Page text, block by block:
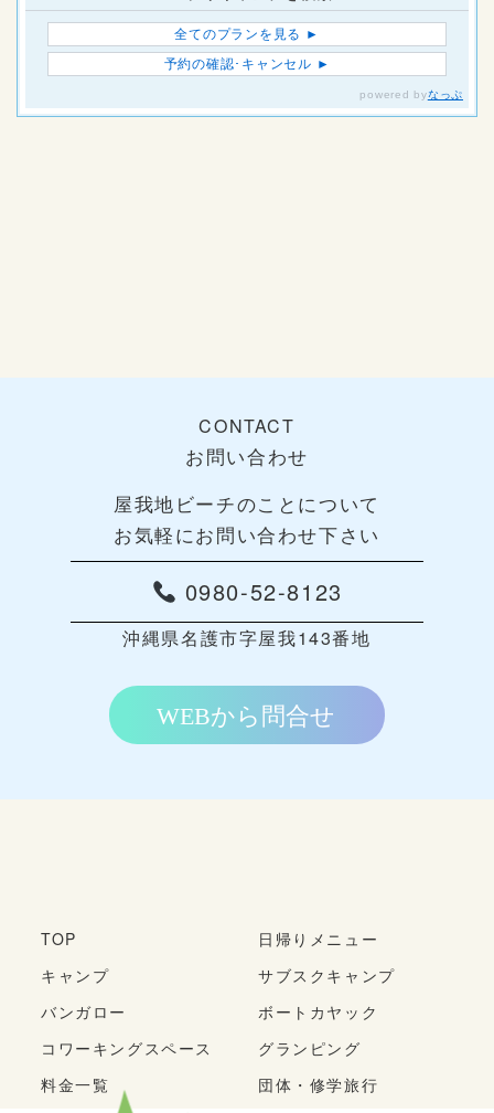
CONTACT
お問い合わせ
屋我地ビーチのことについて
お気軽にお問い合わせ下さい
0980-52-8123
沖縄県名護市字屋我143番地
TOP
日帰りメニュー
キャンプ
サブスクキャンプ
バンガロー
ボートカヤック
コワーキングスペース
グランピング
料金一覧
団体・修学旅行